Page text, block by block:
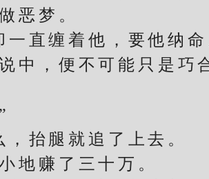
梦。
直缠着他，要他纳命
，便不可能只是巧
抬腿就追了上去。
赚了三十万。